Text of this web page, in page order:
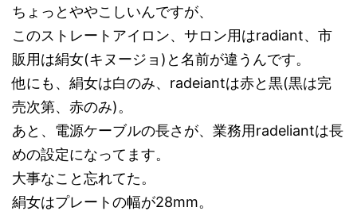
ちょっとややこしいんですが、
このストレートアイロン、サロン用はradiant、市
販用は絹女(キヌージョ)と名前が違うんです。
他にも、絹女は白のみ、radeiantは赤と黒(黒は完
売次第、赤のみ)。
あと、電源ケーブルの長さが、業務用radeliantは長
めの設定になってます。
大事なこと忘れてた。
絹女はプレートの幅が28mm。